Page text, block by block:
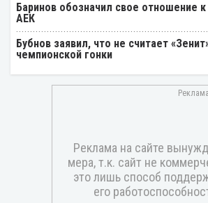
Баринов обозначил свое отношение
АЕК
Бубнов заявил, что не считает
чемпионской гонки